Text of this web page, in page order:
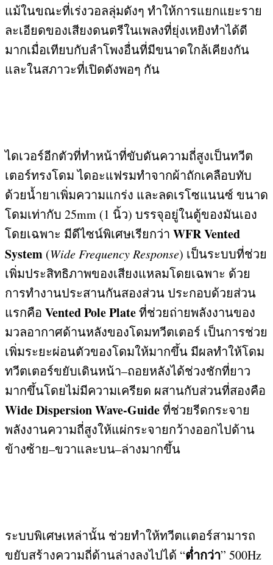
แม้ในขณะที่เร่งวอลลุ่มดังๆ ทำให้การแยกแยะราย
ละเอียดของเสียงดนตรีในเพลงที่ยุ่งเหยิงทำได้ดี
มากเมื่อเทียบกับลำโพงอื่นที่มีขนาดใกล้เคียงกัน
และในสภาวะที่เปิดดังพอๆ กัน
ไดเวอร์อีกตัวที่ทำหน้าที่ขับดันความถี่สูงเป็นทวีต
เตอร์ทรงโดม ไดอะแฟรมทำจากผ้าถักเคลือบทับ
ด้วยน้ำยาเพิ่มความแกร่ง และลดเรโซแนนซ์ ขนาด
โดมเท่ากับ 25mm (1 นิ้ว) บรรจุอยู่ในตู้ของมันเอง
โดยเฉพาะ มีดีไซน์พิเศษเรียกว่า WFR Vented
System (Wide Frequency Response) เป็นระบบที่ช่วย
เพิ่มประสิทธิภาพของเสียงแหลมโดยเฉพาะ ด้วย
การทำงานประสานกันสองส่วน ประกอบด้วยส่วน
แรกคือ Vented Pole Plateที่ช่วยถ่ายพลังงานของ
มวลอากาศด้านหลังของโดมทวีตเตอร์ เป็นการช่วย
เพิ่มระยะผ่อนตัวของโดมให้มากขึ้น มีผลทำให้โดม
ทวีตเตอร์ขยับเดินหน้า–ถอยหลังได้ช่วงชักที่ยาว
มากขึ้นโดยไม่มีความเครียด ผสานกับส่วนที่สองคือ
Wide Dispersion Wave-Guideที่ช่วยรีดกระจาย
พลังงานความถี่สูงให้แผ่กระจายกว้างออกไปด้าน
ข้างซ้าย–ขวาและบน–ล่างมากขึ้น
ระบบพิเศษเหล่านั้น ช่วยทำให้ทวีตเเตอร์สามารถ
ขยับสร้างความถี่ด้านล่างลงไปได้ “ต่ำกว่า” 500Hz